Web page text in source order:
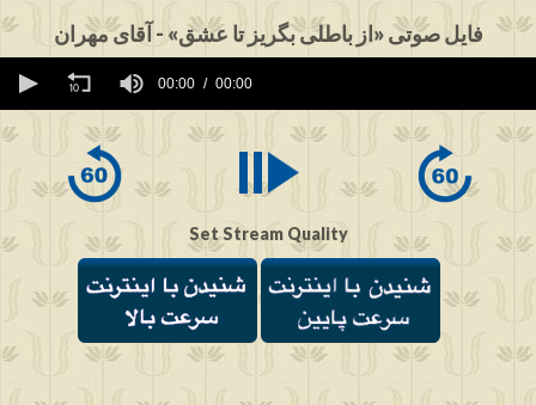
فایل صوتی «از باطلی بگریز تا عشق» - آقای مهران
seconds
0
seconds
00:00 00:00
Set Stream Quality